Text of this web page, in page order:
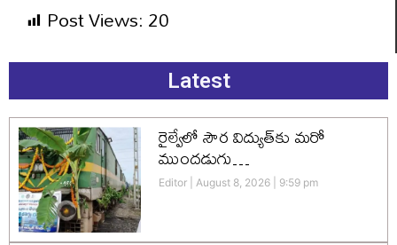
Post Views:20
Latest
రైల్వేలో సౌర విద్యుత్‌కు మరో
ముందడుగు…
Editor August 8, 2026 9:59 pm